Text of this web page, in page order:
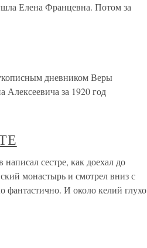
Елена Францевна. Потом за
дневником Веры
за 1920 год
сестре, как доехал до
монастырь и смотрел вниз с
фантастично. И около келий глухо